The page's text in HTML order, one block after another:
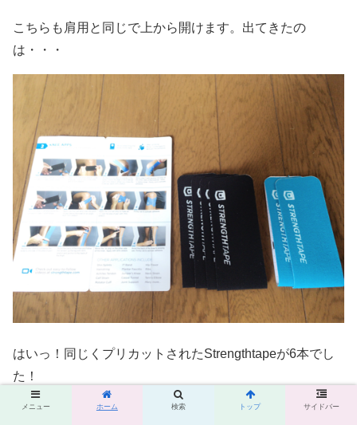
こちらも肩用と同じで上から開けます。出てきたの
は・・・
はいっ！同じくプリカットされたStrengthtapeが6本でし
た！
メニュー ホーム 検索 トップ サイドバー